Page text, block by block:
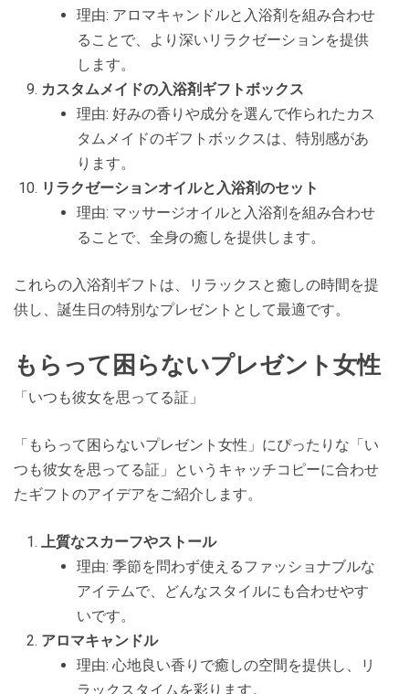
理由: アロマキャンドルと入浴剤を組み合わせ
ることで、より深いリラクゼーションを提供
します。
カスタムメイドの入浴剤ギフトボックス
理由: 好みの香りや成分を選んで作られたカス
タムメイドのギフトボックスは、特別感があ
ります。
リラクゼーションオイルと入浴剤のセット
理由: マッサージオイルと入浴剤を組み合わせ
ることで、全身の癒しを提供します。
これらの入浴剤ギフトは、リラックスと癒しの時間を提
供し、誕生日の特別なプレゼントとして最適です。
もらって困らないプレゼント女性
「いつも彼女を思ってる証」
「もらって困らないプレゼント女性」にぴったりな「い
つも彼女を思ってる証」というキャッチコピーに合わせ
たギフトのアイデアをご紹介します。
上質なスカーフやストール
理由: 季節を問わず使えるファッショナブルな
アイテムで、どんなスタイルにも合わせやす
いです。
アロマキャンドル
理由: 心地良い香りで癒しの空間を提供し、リ
ラックスタイムを彩ります。